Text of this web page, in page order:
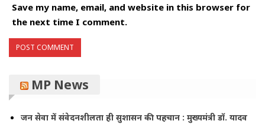
Save my name, email, and website in this browser for
the next time I comment.
MP News
जन सेवा में संवेदनशीलता ही सुशासन की पहचान : मुख्यमंत्री डॉ. यादव